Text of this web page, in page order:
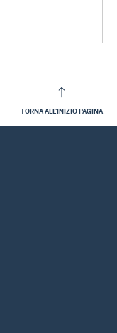
TORNA ALL'INIZIO PAGINA